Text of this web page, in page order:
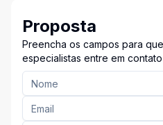
Proposta
Preencha os campos para
especialistas entre em contato